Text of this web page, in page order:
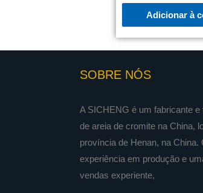
Adicionar à
SOBRE NÓS
A SICHENG é um fabricante e
de areia de cromite na China,
província de Henan, na China.
experiência em produção e
vendas experiente,